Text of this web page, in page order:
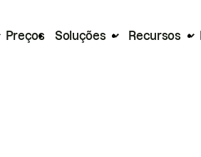
Preços Soluções Recursos